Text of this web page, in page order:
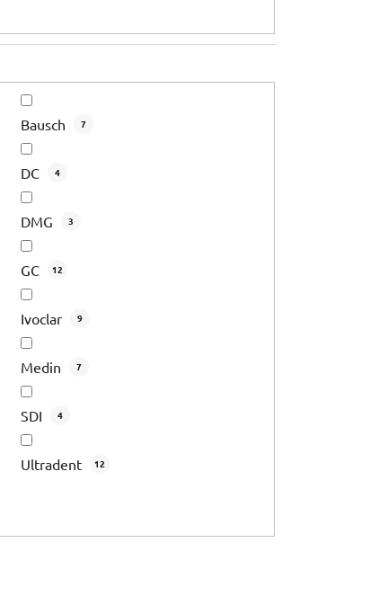
Bausch 7
DC 4
DMG 3
GC 12
Ivoclar 9
Medin 7
SDI 4
Ultradent 12